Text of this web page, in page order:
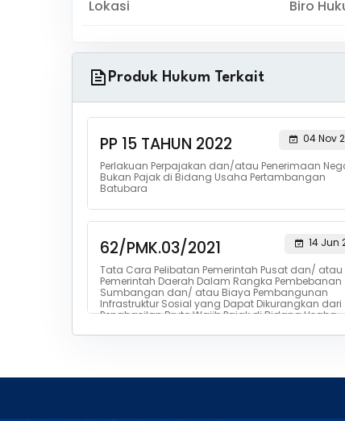
Lokasi Biro
Produk Hukum Terkait
PP 15 TAHUN 2022
04 Nov
Perlakuan Perpajakan dan/atau Penerimaan
Bukan Pajak di Bidang Usaha Pertambangan
Batubara
62/PMK.03/2021
14 Jun
Tata Cara Pelibatan Pemerintah Pusat dan/ atau
Pemerintah Daerah Dalam Rangka Pembebanan
Sumbangan dan/ atau Biaya Pembangunan
Infrastruktur Sosial yang Dapat Dikurangkan dari
Penghasilan Bruto Wajib Pajak di Bidang Usaha